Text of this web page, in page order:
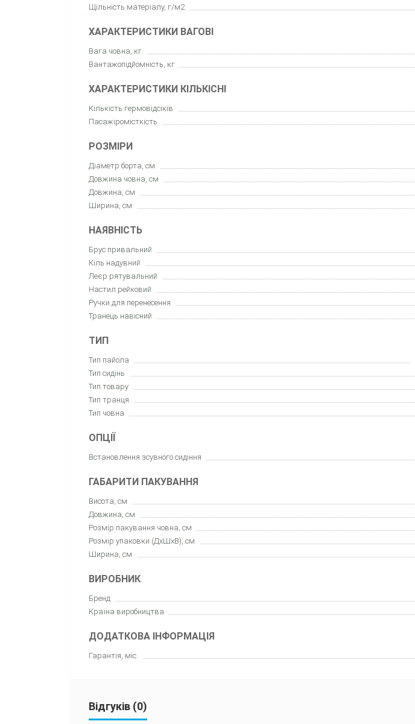
Щільність матеріалу, г/м2
ХАРАКТЕРИСТИКИ ВАГОВІ
Вага човна, кг
Вантажопідйомність, кг
ХАРАКТЕРИСТИКИ КІЛЬКІСНІ
Кількість гермовідсіків
Пасажіромісткість
РОЗМІРИ
Діаметр борта, см
Довжина човна, см
Довжина, см
Ширина, см
НАЯВНІСТЬ
Брус привальний
Кіль надувний
Леєр рятувальний
Настил рейковий
Ручки для перенесення
Транець навісний
ТИП
Тип пайола
Тип сидінь
Тип товару
Тип транця
Тип човна
ОПЦІЇ
Встановлення зсувного сидіння
ГАБАРИТИ ПАКУВАННЯ
Висота, см
Довжина, см
Розмір пакування човна, см
Розмір упаковки (ДхШхВ), см
Ширина, см
ВИРОБНИК
Бренд
Країна виробництва
ДОДАТКОВА ІНФОРМАЦІЯ
Гарантія, міс.
Відгуків (0)